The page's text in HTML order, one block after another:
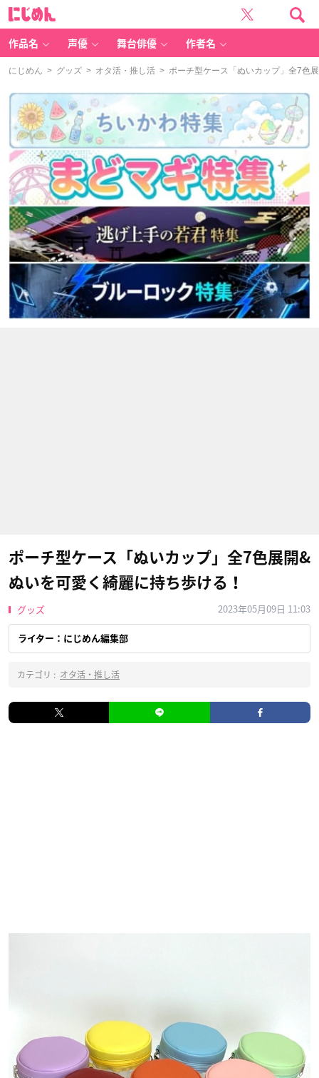
作品名 声優 舞台俳優 作者名
にじめん > グッズ > オタ活・推し活 > ポーチ型ケース「ぬいカップ」全7色
ポーチ型ケース「ぬいカップ」全7色展開&
ぬいを可愛く綺麗に持ち歩ける！
グッズ 2023年05月09日 11:03
ライター：にじめん編集部
カテゴリ : オタ活・推し活